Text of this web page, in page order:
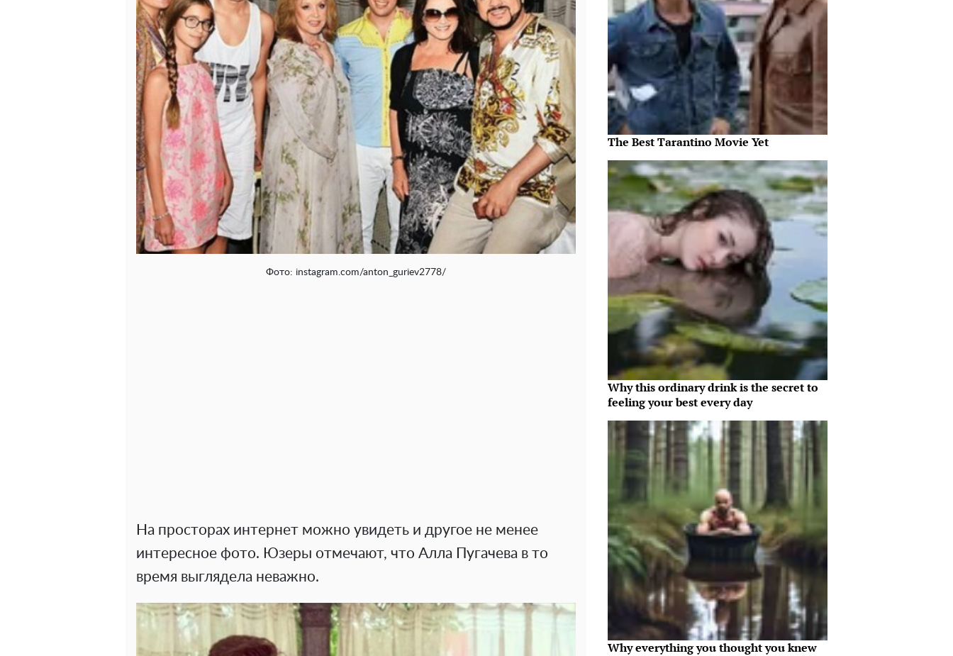
Фото: instagram.com/anton_guriev2778/
На просторах интернет можно увидеть и другое не менее
интересное фото. Юзеры отмечают, что Алла Пугачева в то
время выглядела неважно.
The Best Tarantino Movie Yet
Why this ordinary drink is the secret to
feeling your best every day
Why everything you thought you knew